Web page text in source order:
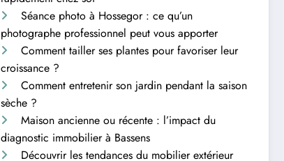
Séance photo à Hossegor : ce qu’un
photographe professionnel peut vous apporter
Comment tailler ses plantes pour favoriser leur
croissance ?
Comment entretenir son jardin pendant la saison
sèche ?
Maison ancienne ou récente : l’impact du
diagnostic immobilier à Bassens
Découvrir les tendances du mobilier extérieur